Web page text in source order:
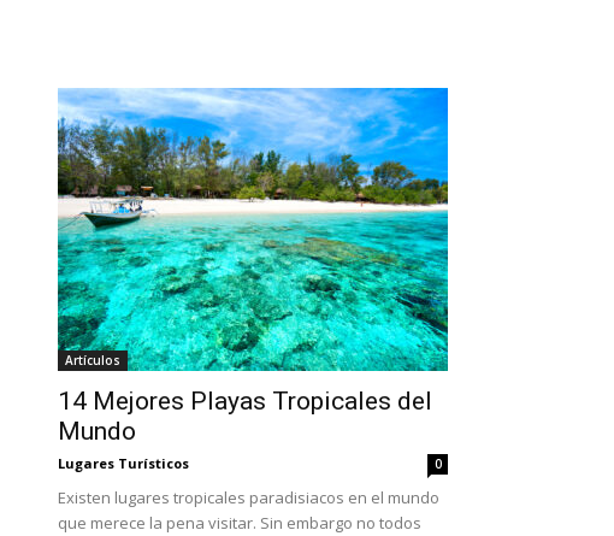
Artículos
14 Mejores Playas Tropicales del
Mundo
Lugares Turísticos 0
Existen lugares tropicales paradisiacos en el mundo
que merece la pena visitar. Sin embargo no todos